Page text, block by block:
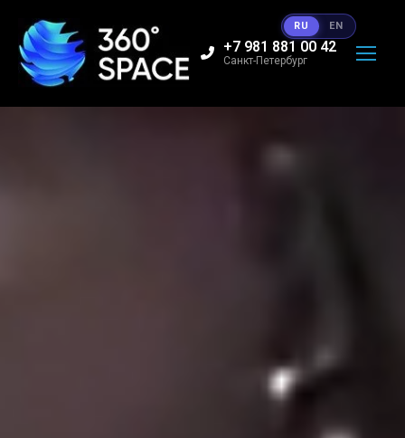
+7 981 881 00 42
Санкт-Петербург
RU EN